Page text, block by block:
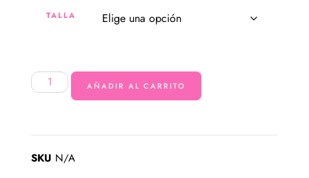
TALLA
AÑADIR AL CARRITO
SKU N/A